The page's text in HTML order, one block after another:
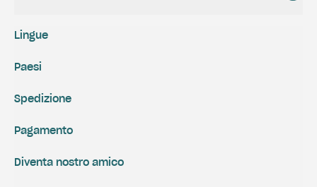
Spedizione
Pagamento
Diventa nostro amico
Lingue
Paesi